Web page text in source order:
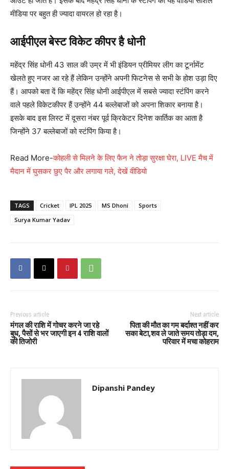
मीडिया पर बहुत ही ज्यादा वायरल हो रहा है।
आईपीएल बेस्ट विकेट कीपर है धोनी
महेंद्र सिंह धोनी 43 साल की उम्र में भी इंडियन प्रीमियर लीग का टूर्नामेंट
खेलते हुए नजर आ रहे हैं लेकिन उन्होंने अपनी फिटनेस से सभी के होश उड़ा दिए
हैं। आपको बता दें कि महेंद्र सिंह धोनी आईपीएल में सबसे ज्यादा स्टंपिंग करने
वाले पहले विकेटकीपर हैं उन्होंने 44 बल्लेबाजों को अपना शिकार बनाया है।
इसके बाद इस लिस्ट में दूसरा नंबर पूर्व क्रिकेटर दिनेश कार्तिक का आता है
जिन्होंने 37 बल्लेबाजों को स्टंपिंग किया है।
Read More-कोहली से मिलने के लिए फैन ने तोड़ा सुरक्षा घेरा, LIVE मैच में
मैदान में घुसकर छुए पैर और लगाया गले, देखें वीडियो
TAGS Cricket IPL 2025 MS Dhoni
Sports
Surya Kumar Yadav
Previous article
मंगल की राशि में गोचर करने जा रहे
बुध, पैसों से भर जाएगी इन 4 राशि वालों
की तिजोरी
Next article
पिता की मौत का गम बर्दाश्त नहीं कर
सका बेटा,शव ले जाते समय तोड़ा दम,
परिवार में मचा कोहराम
Dipanshi Pandey